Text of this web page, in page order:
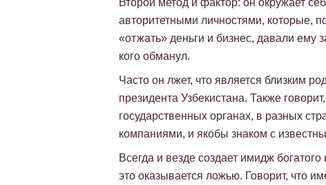
Второй метод и фактор: он окружает
авторитетными личностями, которые,
«отжать» деньги и бизнес, давали ему
кого обманул.
Часто он лжет, что является близким
президента Узбекистана. Также
государственных органах, в разных
компаниями, и якобы знаком с
Всегда и везде создает имидж
это оказывается ложью. Говорит, что